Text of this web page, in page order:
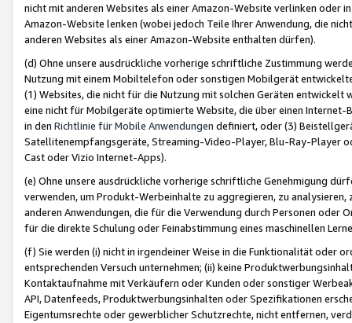
nicht mit anderen Websites als einer Amazon-Website verlinken oder
Amazon-Website lenken (wobei jedoch Teile Ihrer Anwendung, die
anderen Websites als einer Amazon-Website enthalten dürfen).
(d) Ohne unsere ausdrückliche vorherige schriftliche Zustimmung
Nutzung mit einem Mobiltelefon oder sonstigen Mobilgerät
(1) Websites, die nicht für die Nutzung mit solchen Geräten
eine nicht für Mobilgeräte optimierte Website, die über einen
in den Richtlinie für Mobile Anwendungen definiert, oder (3)
Satellitenempfangsgeräte, Streaming-Video-Player, Blu-Ray-Player
Cast oder Vizio Internet-Apps).
(e) Ohne unsere ausdrückliche vorherige schriftliche Genehmigung
verwenden, um Produkt-Werbeinhalte zu aggregieren, zu
anderen Anwendungen, die für die Verwendung durch Personen
für die direkte Schulung oder Feinabstimmung eines maschinellen
(f) Sie werden (i) nicht in irgendeiner Weise in die Funktionalität oder
entsprechenden Versuch unternehmen; (ii) keine
Kontaktaufnahme mit Verkäufern oder Kunden oder sonstiger
API, Datenfeeds, Produktwerbungsinhalten oder Spezifikationen
Eigentumsrechte oder gewerblicher Schutzrechte, nicht entfernen,